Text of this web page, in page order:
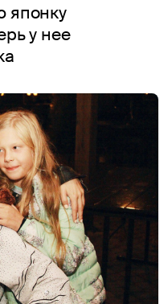
японку
у нее